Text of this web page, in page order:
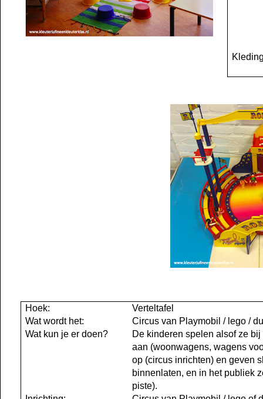
Hoek:
Verteltafel
Wat wordt het:
Circus van Playmobil / lego /
Wat kun je er doen?
De kinderen spelen alsof ze
aan (woonwagens, wagens
op (circus inrichten) en geven
binnenlaten, en in het publiek
piste).